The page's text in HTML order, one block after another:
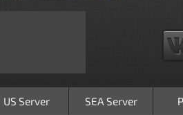
US Server SEA Server